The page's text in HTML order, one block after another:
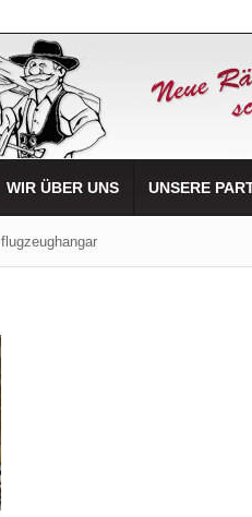
WIR ÜBER UNS UNSERE
flugzeughangar